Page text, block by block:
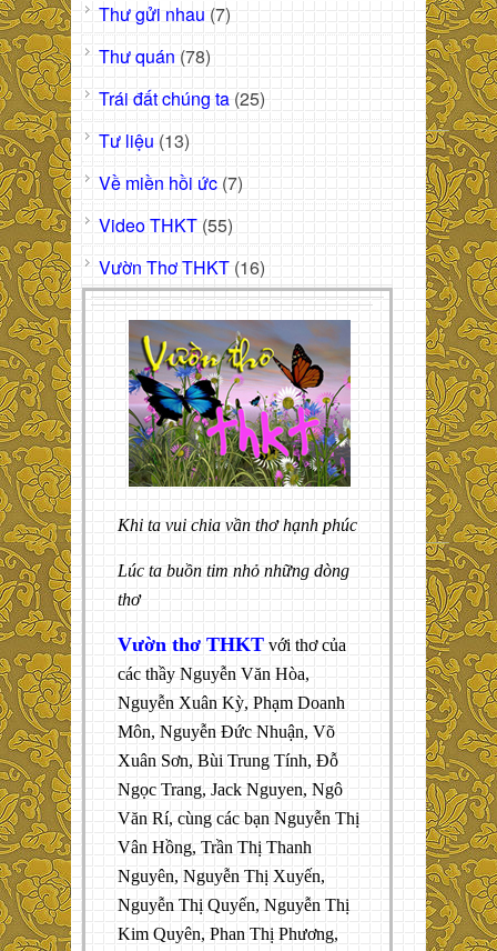
Thư gửi nhau (7)
Thư quán (78)
Trái đất chúng ta (25)
Tư liệu (13)
Về miền hồi ức (7)
Video THKT (55)
Vườn Thơ THKT (16)
Khi ta vui chia vần thơ hạnh phúc
Lúc ta buồn tim nhỏ những dòng
thơ
Vườn thơ THKT với thơ của
các thầy Nguyễn Văn Hòa,
Nguyễn Xuân Kỳ, Phạm Doanh
Môn, Nguyễn Đức Nhuận, Võ
Xuân Sơn, Bùi Trung Tính, Đỗ
Ngọc Trang, Jack Nguyen, Ngô
Văn Rí, cùng các bạn Nguyễn Thị
Vân Hồng, Trần Thị Thanh
Nguyên, Nguyễn Thị Xuyến,
Nguyễn Thị Quyến, Nguyễn Thị
Kim Quyên, Phan Thị Phương,